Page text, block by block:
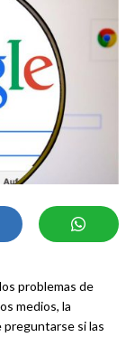
problemas de
medios, la
preguntarse si las